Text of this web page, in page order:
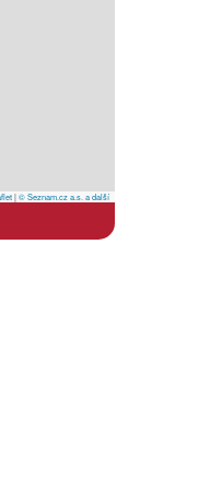
|© Seznam.cz a.s. a další